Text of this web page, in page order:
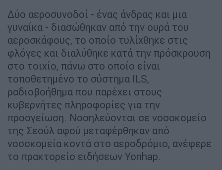
Δύο αεροσυνοδοί - ένας άνδρας και μια
γυναίκα - διασώθηκαν από την ουρά του
αεροσκάφους, το οποίο τυλίχθηκε στις
φλόγες και διαλύθηκε κατά την πρόσκρουση
στο τοιχίο, πάνω στο οποίο είναι
τοποθετημένο το σύστημα ILS,
ραδιοβοήθημα που παρέχει στους
κυβερνήτες πληροφορίες για την
προσγείωση. Νοσηλεύονται σε νοσοκομείο
της Σεούλ αφού μεταφέρθηκαν από
νοσοκομεία κοντά στο αεροδρόμιο, ανέφερε
το πρακτορείο ειδήσεων Yonhap.